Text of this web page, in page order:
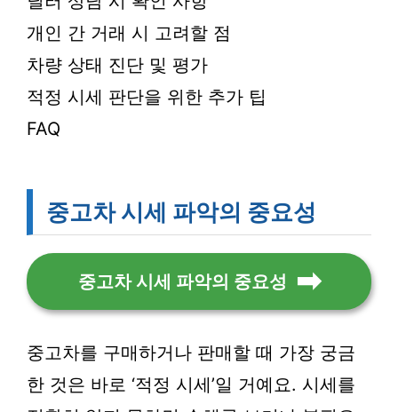
개인 간 거래 시 고려할 점
차량 상태 진단 및 평가
적정 시세 판단을 위한 추가 팁
FAQ
중고차 시세 파악의 중요성
중고차 시세 파악의 중요성
중고차를 구매하거나 판매할 때 가장 궁금
한 것은 바로 ‘적정 시세’일 거예요. 시세를